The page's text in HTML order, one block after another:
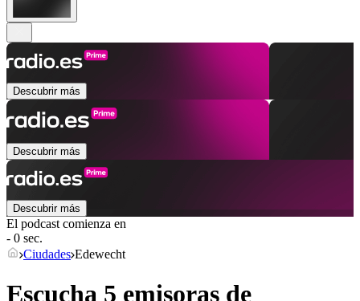
Descubrir más
Descubrir más
Descubrir más
El podcast comienza en
- 0 sec.
Ciudades Edewecht
Escucha 5 emisoras de